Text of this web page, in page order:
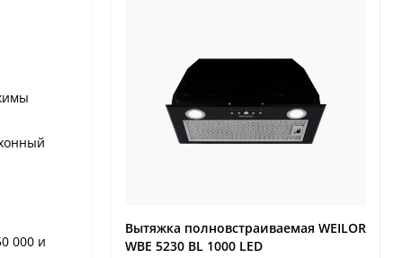
000 и
Вытяжка полновстраиваемая WEILOR
WBE 5230 BL 1000 LED